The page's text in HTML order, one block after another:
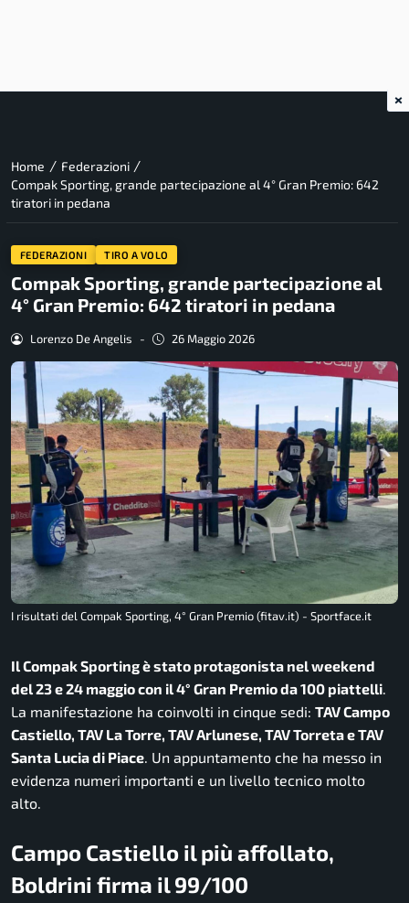
Home / Federazioni /
Compak Sporting, grande partecipazione al 4° Gran Premio: 642
tiratori in pedana
FEDERAZIONI TIRO A VOLO
Compak Sporting, grande partecipazione al
4° Gran Premio: 642 tiratori in pedana
Lorenzo De Angelis - 26 Maggio 2026
I risultati del Compak Sporting, 4° Gran Premio (fitav.it) - Sportface.it
Il Compak Sporting è stato protagonista nel weekend
del 23 e 24 maggio con il 4° Gran Premio da 100 piattelli.
La manifestazione ha coinvolti in cinque sedi: TAV Campo
Castiello, TAV La Torre, TAV Arlunese, TAV Torreta e TAV
Santa Lucia di Piace. Un appuntamento che ha messo in
evidenza numeri importanti e un livello tecnico molto
alto.
Campo Castiello il più affollato,
Boldrini firma il 99/100
×